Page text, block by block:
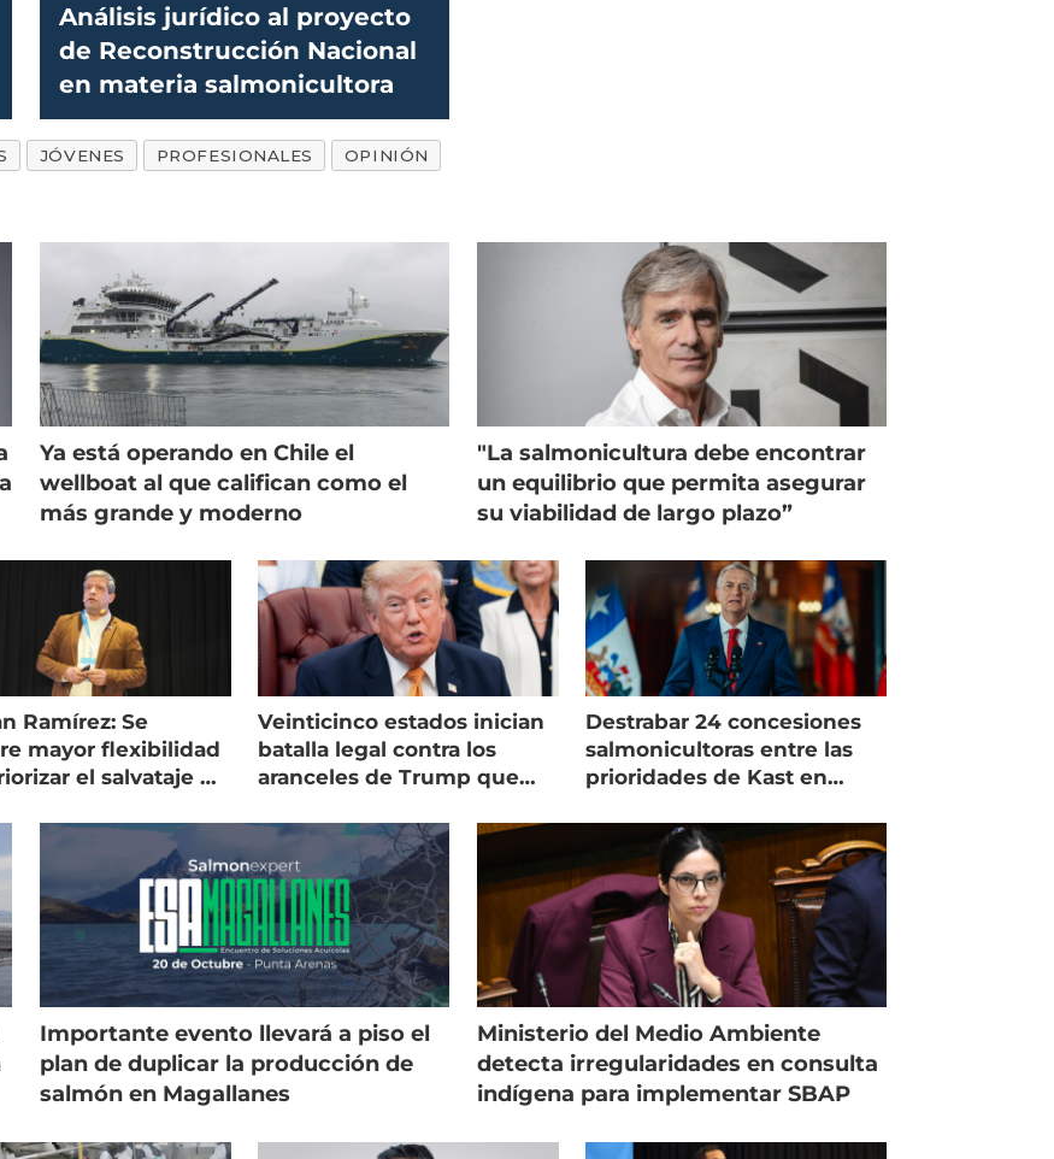
Análisis jurídico al proyecto
de Reconstrucción Nacional
en materia salmonicultora
JÓVENES PROFESIONALES OPINIÓN
Ya está operando en Chile el
wellboat al que califican como el
más grande y moderno
"La salmonicultura debe encontrar
un equilibrio que permita asegurar
su viabilidad de largo plazo”
Ramírez: Se
mayor flexibilidad
el salvataje de
Veinticinco estados inician
batalla legal contra los
aranceles de Trump que
Destrabar 24 concesiones
salmonicultoras entre las
prioridades de Kast en
Importante evento llevará a piso el
plan de duplicar la producción de
salmón en Magallanes
Ministerio del Medio Ambiente
detecta irregularidades en consulta
indígena para implementar SBAP